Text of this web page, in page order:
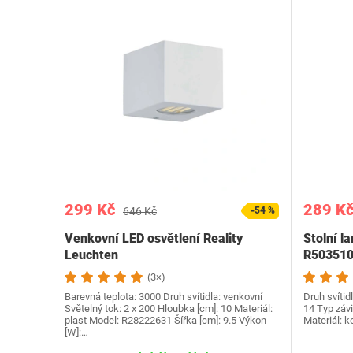
299 Kč 646 Kč -54 %
Venkovní LED osvětlení Reality
Leuchten
(3×)
Barevná teplota: 3000 Druh svítidla: venkovní
Světelný tok: 2 x 200 Hloubka [cm]: 10 Materiál:
plast Model: R28222631 Šířka [cm]: 9.5 Výkon
[W]:…
289 Kč
Stolní
Druh
14 Typ
Materiál: